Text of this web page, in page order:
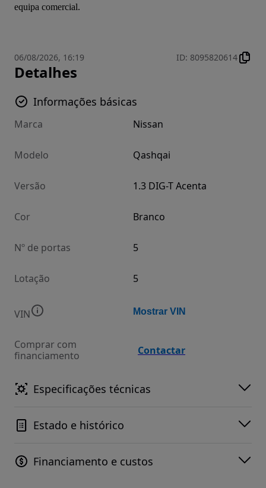
equipa comercial.
06/08/2026, 16:19 ID: 8095820614
Detalhes
Informações básicas
Marca Nissan
Modelo Qashqai
Versão 1.3 DIG-T Acenta
Cor Branco
Nº de portas 5
Lotação 5
VIN Mostrar VIN
Comprar com
financiamento
Contactar
Especificações técnicas
Estado e histórico
Financiamento e custos